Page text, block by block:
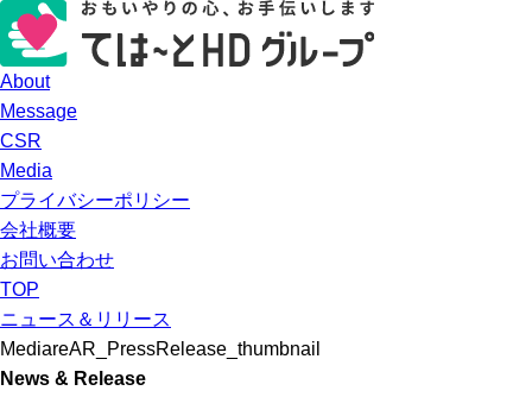
About
Message
CSR
Media
プライバシーポリシー
会社概要
お問い合わせ
TOP
ニュース＆リリース
MediareAR_PressRelease_thumbnail
News & Release